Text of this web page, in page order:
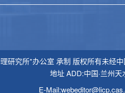
研究所*办公室 承制 版权所有未经
地址 ADD:中国·兰州
E-